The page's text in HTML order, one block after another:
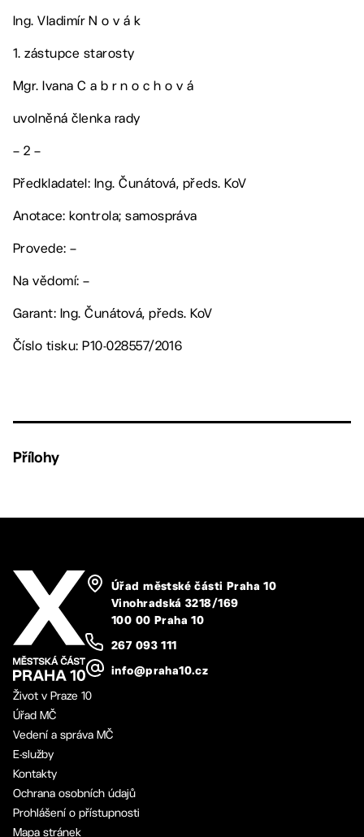
Ing. Vladimír N o v á k
1. zástupce starosty
Mgr. Ivana C a b r n o c h o v á
uvolněná členka rady
– 2 –
Předkladatel: Ing. Čunátová, předs. KoV
Anotace: kontrola; samospráva
Provede: –
Na vědomí: –
Garant: Ing. Čunátová, předs. KoV
Číslo tisku: P10-028557/2016
Přílohy
Úřad městské části Praha 10
Vinohradská 3218/169
100 00 Praha 10
267 093 111
info@praha10.cz
Život v Praze 10
Úřad MČ
Vedení a správa MČ
E-služby
Kontakty
Ochrana osobních údajů
Prohlášení o přístupnosti
Mapa stránek